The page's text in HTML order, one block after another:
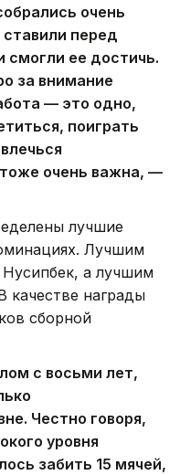
очень
перед
смогли ее достичь.
за внимание
— это одно,
поиграть
очень важна, —
лучшие
Лучшим
а лучшим
качестве награды
сборной
с восьми лет,
Честно говоря,
уровня
забить 15 мячей,